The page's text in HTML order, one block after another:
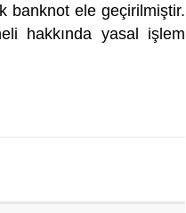
banknot ele geçirilmiştir.
hakkında yasal işlem